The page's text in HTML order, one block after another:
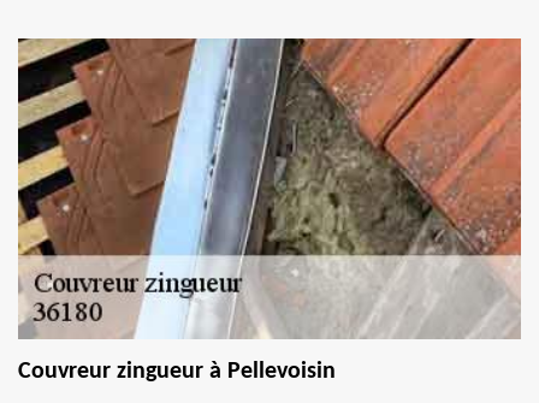
Couvreur zingueur à Pellevoisin